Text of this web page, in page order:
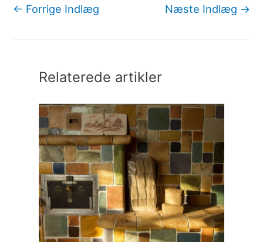
← Forrige Indlæg Næste Indlæg →
Relaterede artikler